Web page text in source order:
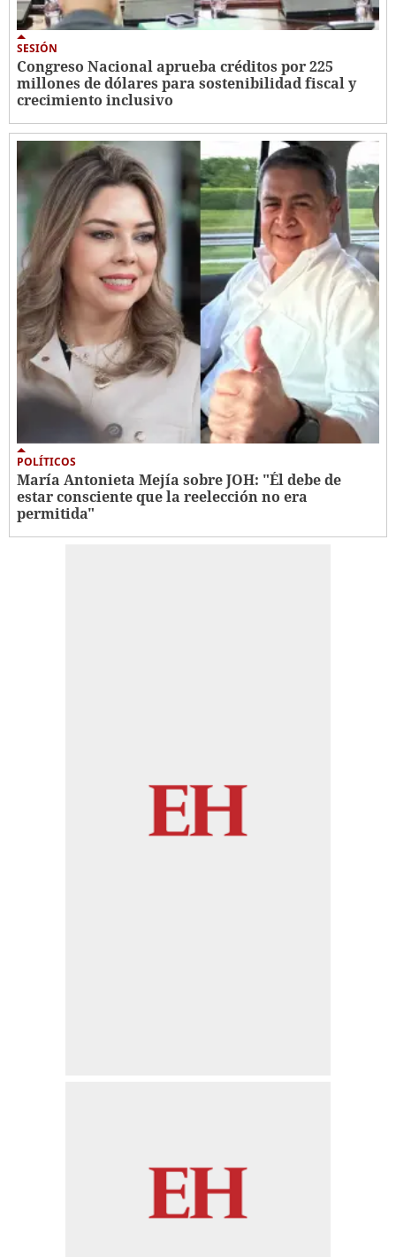
SESIÓN
Congreso Nacional aprueba créditos por 225
millones de dólares para sostenibilidad fiscal y
crecimiento inclusivo
POLÍTICOS
María Antonieta Mejía sobre JOH: "Él debe de
estar consciente que la reelección no era
permitida"